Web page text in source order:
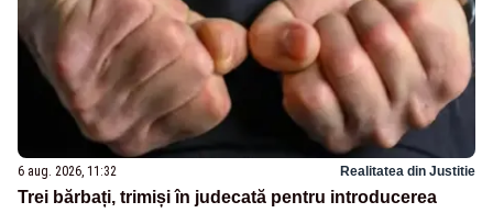
6 aug. 2026, 11:32 Realitatea din Justitie
Trei bărbați, trimiși în judecată pentru introducerea